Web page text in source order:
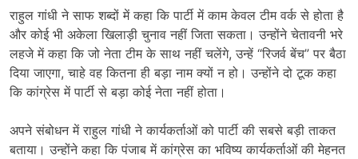
राहुल गांधी ने साफ शब्दों में कहा कि पार्टी में काम केवल टीम वर्क से होता है
और कोई भी अकेला खिलाड़ी चुनाव नहीं जिता सकता। उन्होंने चेतावनी भरे
लहजे में कहा कि जो नेता टीम के साथ नहीं चलेंगे, उन्हें “रिजर्व बेंच” पर बैठा
दिया जाएगा, चाहे वह कितना ही बड़ा नाम क्यों न हो। उन्होंने दो टूक कहा
कि कांग्रेस में पार्टी से बड़ा कोई नेता नहीं होता।
अपने संबोधन में राहुल गांधी ने कार्यकर्ताओं को पार्टी की सबसे बड़ी ताकत
बताया। उन्होंने कहा कि पंजाब में कांग्रेस का भविष्य कार्यकर्ताओं की मेहनत